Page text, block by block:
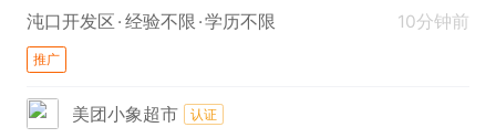
沌口开发区 经验不限 学历不限 10分钟前
推广
美团小象超市 认证